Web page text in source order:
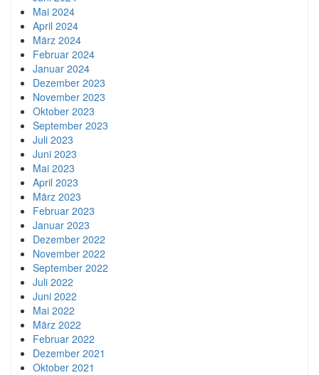
Mai 2024
April 2024
März 2024
Februar 2024
Januar 2024
Dezember 2023
November 2023
Oktober 2023
September 2023
Juli 2023
Juni 2023
Mai 2023
April 2023
März 2023
Februar 2023
Januar 2023
Dezember 2022
November 2022
September 2022
Juli 2022
Juni 2022
Mai 2022
März 2022
Februar 2022
Dezember 2021
Oktober 2021